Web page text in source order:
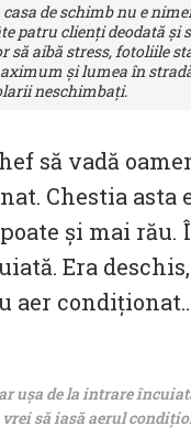
de schimb nu e
patru clienți deodată și
să aibă stress, fotoliile
și lumea în
neschimbați.
să vadă
Chestia asta
și mai rău.
Era
aer
ușa de la intrare
să iasă aerul